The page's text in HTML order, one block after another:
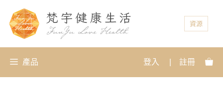
資源
產品 登入 註冊